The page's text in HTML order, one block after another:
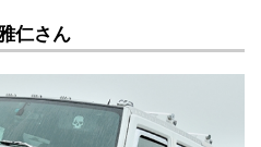
仁さん